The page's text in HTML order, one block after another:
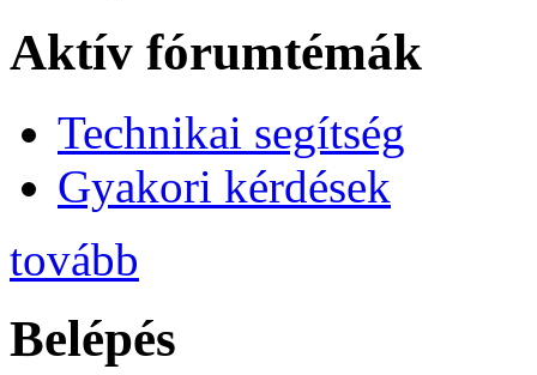
Aktív fórumtémák
Technikai segítség
Gyakori kérdések
tovább
Belépés